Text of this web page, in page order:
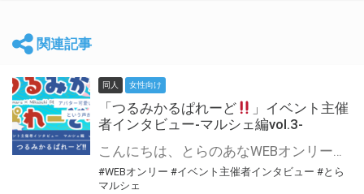
関連記事
同人 女性向け
「つるみかるぱれーど
」イベント主催
者インタビュー-マルシェ編vol.3-
こんにちは、とらのあなWEBオンリー運営スタッフです。 新たにお届けする、イベント主催者インタビュー-マルシェ編-は、 とらのあなWEBオンリー「マルシェ」をご利用した主催様に 「マルシェ」を使って開催した感想や心がけをお聞きする企画です。 今回は、WEBオンリー初開催「つるみかるぱれーど
#WEBオンリー #イベント主催者インタビュー #とら
マルシェ